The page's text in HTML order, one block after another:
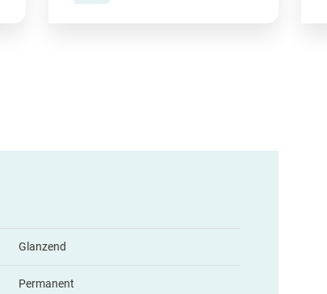
Glanzend
Permanent